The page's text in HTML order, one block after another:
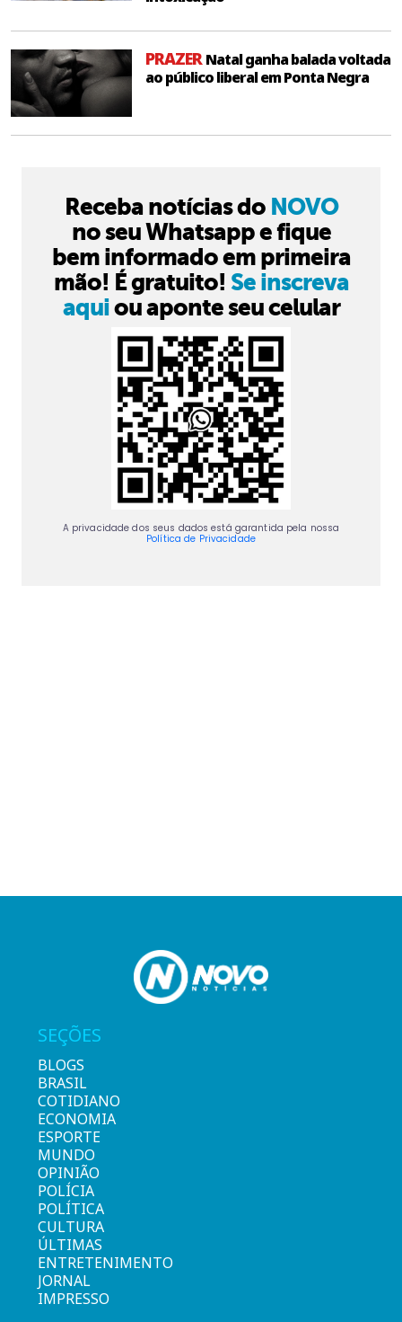
PRAZERNatal ganha balada voltada
ao público liberal em Ponta Negra
Receba notícias do NOVO
no seu Whatsapp e fique
bem informado em primeira
mão! É gratuito! Se inscreva
aquiou aponte seu celular
A privacidade dos seus dados está garantida pela nossa
Política de Privacidade
SEÇÕES
BLOGS
BRASIL
COTIDIANO
ECONOMIA
ESPORTE
MUNDO
OPINIÃO
POLÍCIA
POLÍTICA
CULTURA
ÚLTIMAS
ENTRETENIMENTO
JORNAL
IMPRESSO